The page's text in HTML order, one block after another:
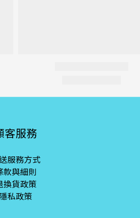
客服務
服務方式
款與細則
換貨政策
隱私政策